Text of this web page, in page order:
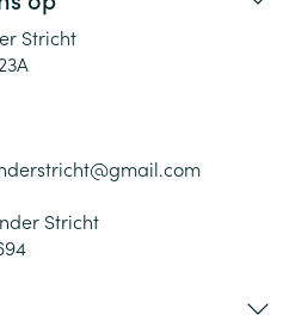
Stricht
gmail.com
Stricht